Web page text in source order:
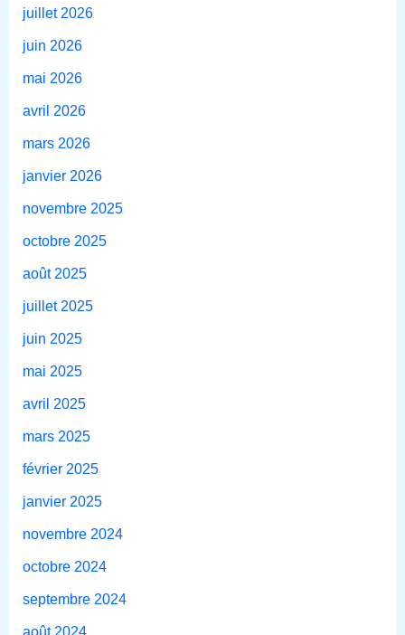
juillet 2026
juin 2026
mai 2026
avril 2026
mars 2026
janvier 2026
novembre 2025
octobre 2025
août 2025
juillet 2025
juin 2025
mai 2025
avril 2025
mars 2025
février 2025
janvier 2025
novembre 2024
octobre 2024
septembre 2024
août 2024